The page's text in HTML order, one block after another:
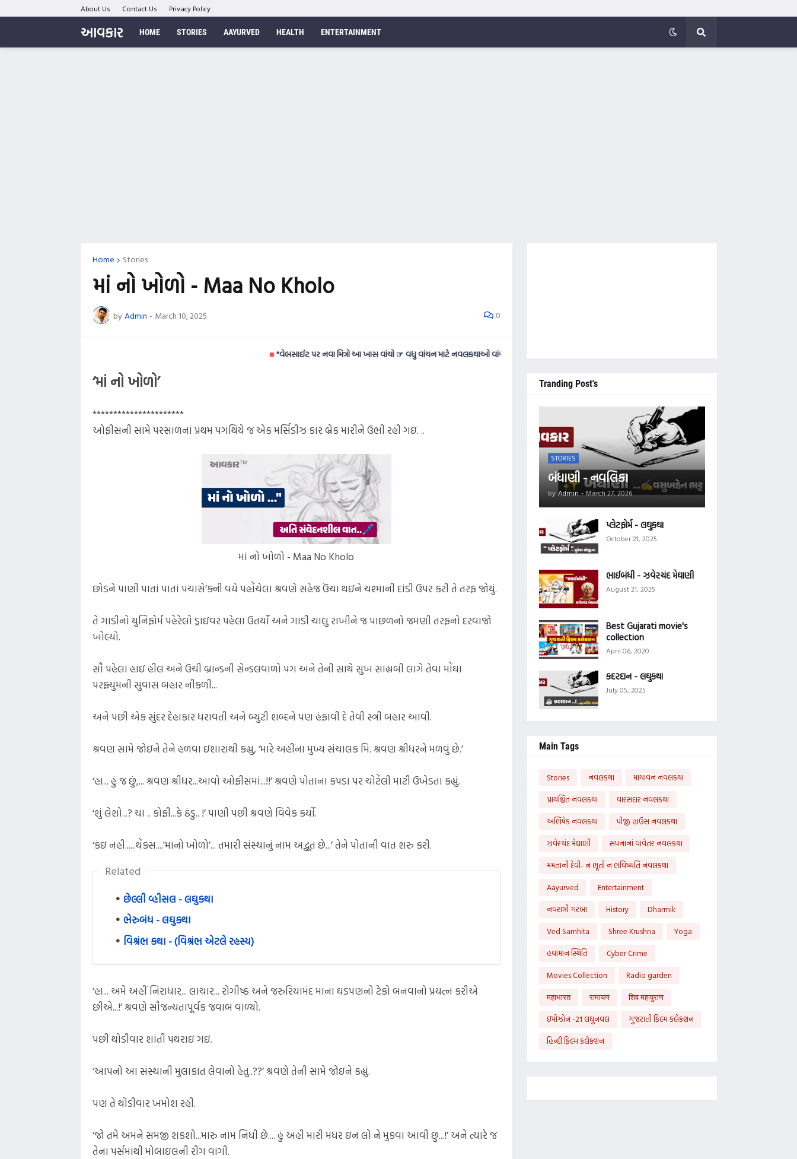
About Us Contact Us Privacy Policy
આવકાર HOME STORIES AAYURVED HEALTH ENTERTAINMENT
Home Stories
માં નો ખોળો - Maa No Kholo
by Admin - March 10, 2025 0
"વેબસાઈટ પર નવા મિત્રો આ ખાસ વાંચો ☞ વધુ વાંચન માટે નવલકથાઓ વાંચવી ગમતી હોય તો આ વેબસાઈટને નીચે સુધી સ્ક્રોલ કરી 'Main Tegs' ની નીચે આપેલ કેટેગરીમાં જે તે
‘માં નો ખોળો’
**********************
ઓફીસની સામે પરસાળનાં પ્રથમ પગથિયે જ એક મર્સિડીઝ કાર બ્રેક મારીને ઉભી રહી ગઇ. ..
માં નો ખોળો - Maa No Kholo
છોડને પાણી પાતાં પાતાં પચાસે’ક્ની વયે પહોંચેલા શ્રવણે સહેજ ઉંચા થઇને ચશ્માની દાંડી ઉપર કરી તે તરફ જોયું.
તે ગાડીનો યુનિફોર્મ પહેરેલો ડ્રાઇવર પહેલા ઉતર્યો અને ગાડી ચાલુ રાખીને જ પાછળનો જમણી તરફનો દરવાજો
ખોલ્યો.
સૌ પહેલા હાઇ હીલ અને ઉંચી બ્રાન્ડની સેન્ડલવાળો પગ અને તેની સાથે સુખ સાહ્યબી લાગે તેવા મોંઘા
પરફ્યુમની સુવાસ બહાર નીકળી...
અને પછી એક સુંદર દેહાકાર ધરાવતી અને બ્યુટી શબ્દને પણ હંફાવી દે તેવી સ્ત્રી બહાર આવી.
શ્રવણ સામે જોઇને તેને હળવા ઇશારાથી કહ્યુ, ‘મારે અહીંના મુખ્ય સંચાલક મિ. શ્રવણ શ્રીધરને મળવું છે.’
‘હા... હું જ છું,... શ્રવણ શ્રીધર...આવો ઓફીસમાં...!!’ શ્રવણે પોતાના કપડા પર ચોટેંલી માટી ઉખેડતા કહ્યું.
‘શું લેશો...? ચા .. કોફી...કે ઠંડુ.. !’ પાણી પછી શ્રવણે વિવેક કર્યો.
‘કંઇ નહી......થેંક્સ....'માનો ખોળો’... તમારી સંસ્થાનું નામ અદ્ભૂત છે...’ તેને પોતાની વાત શરુ કરી.
Related
છેલ્લી વ્હીસલ - લઘુકથા
ભેરુબંધ - લઘુકથા
વિશ્રંભ કથા - (વિશ્રંભ એટલે રહસ્ય)
‘હા... અમે અહીં નિરાધાર... લાચાર... રોગીષ્ઠ અને જરુરિયામંદ માના ઘડપણનો ટેકો બનવાનો પ્રયત્ન કરીએ
છીએ...!’ શ્રવણે સૌજન્યતાપૂર્વક જવાબ વાળ્યો.
પછી થોડીવાર શાંતી પથરાઇ ગઇ.
‘આપનો આ સંસ્થાની મુલાકાત લેવાનો હેતુ..??’ શ્રવણે તેની સામે જોઇને કહ્યું.
પણ તે થોડીવાર ખમોશ રહી.
‘જો તમે અમને સમજી શકશો...મારુ નામ નિધી છે.... હું અહી મારી મધર ઇન લો ને મુકવા આવી છું...!’ અને ત્યારે જ
તેના પર્સમાંથી મોબાઇલની રીંગ વાગી.
Tranding Post's
STORIES
બંધાણી - નવલિકા
by Admin - March 27, 2026
પ્લેટફોર્મ - લઘુકથા
October 21, 2025
ભાઈબંધી - ઝવેરચંદ મેઘાણી
August 21, 2025
Best Gujarati movie's
collection
April 06, 2020
કદરદાન - લઘુકથા
July 05, 2025
Main Tags
Stories નવલકથા
માયાવન નવલકથા
પ્રાયશ્ચિત નવલકથા
વારસદાર નવલકથા
અભિષેક નવલકથા
પીજી હાઉસ નવલકથા
ઝવેરચંદ મેઘાણી
સપનાનાં વાવેતર નવલકથા
મમતાની દેવી- ન ભૂતો ન ભવિષ્યતિ નવલકથા
Aayurved
Entertainment
નવરાત્રી ગરબા
History
Dharmik
Ved Samhita
Shree Krushna
Yoga
હવામાન સ્થિતિ
Cyber Crime
Movies Collection
Radio garden
महाभारत
रामायण
शिव महापुराण
ઇમોઝોન -21 લઘુનવલ
ગુજરાતી ફિલ્મ કલેક્શન
હિન્દી ફિલ્મ કલેક્શન